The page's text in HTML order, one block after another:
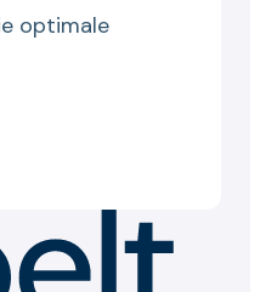
optimale